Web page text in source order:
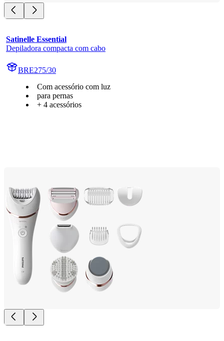
Satinelle Essential
Depiladora compacta com cabo
BRE275/30
Com acessório com luz
para pernas
+ 4 acessórios